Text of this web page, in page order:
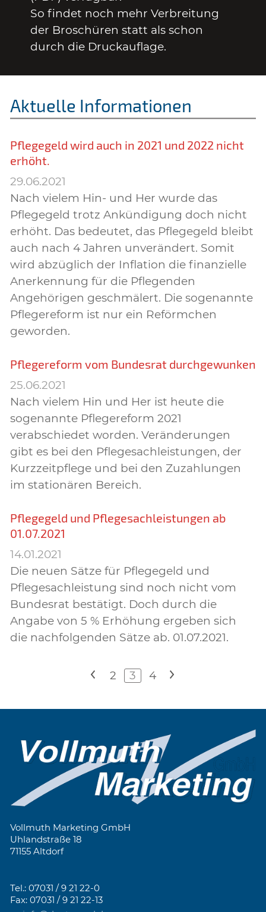
So findet noch mehr Verbreitung
der Broschüren statt als schon
durch die Druckauflage.
Aktuelle Informationen
Pflegegeld wird auch in 2021 und 2022 nicht
erhöht.
29.06.2021
Nach vielem Hin- und Her wurde das
Pflegegeld trotz Ankündigung doch nicht
erhöht. Das bedeutet, das Pflegegeld bleibt
auch nach 4 Jahren unverändert. Somit
wird abzüglich der Inflation die finanzielle
Anerkennung für die Pflegenden
Angehörigen geschmälert. Die sogenannte
Pflegereform ist nur ein Reförmchen
geworden.
Pflegereform vom Bundesrat durchgewunken
25.06.2021
Nach vielem Hin und Her ist heute die
sogenannte Pflegereform 2021
verabschiedet worden. Veränderungen
gibt es bei den Pflegesachleistungen, der
Kurzzeitpflege und bei den Zuzahlungen
im stationären Bereich.
Pflegegeld und Pflegesachleistungen ab
01.07.2021
14.01.2021
Die neuen Sätze für Pflegegeld und
Pflegesachleistung sind noch nicht vom
Bundesrat bestätigt. Doch durch die
Angabe von 5 % Erhöhung ergeben sich
die nachfolgenden Sätze ab. 01.07.2021.
< 2 3 4 >
Vollmuth Marketing GmbH
Uhlandstraße 18
71155 Altdorf
Tel.: 07031 / 9 21 22-0
Fax: 07031 / 9 21 22-13